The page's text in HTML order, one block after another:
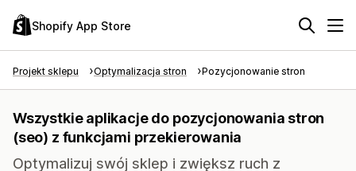
Shopify App Store
Projekt sklepu Optymalizacja stron Pozycjonowanie stron
Wszystkie aplikacje do pozycjonowania stron
(seo) z funkcjami przekierowania
Optymalizuj swój sklep i zwiększ ruch z